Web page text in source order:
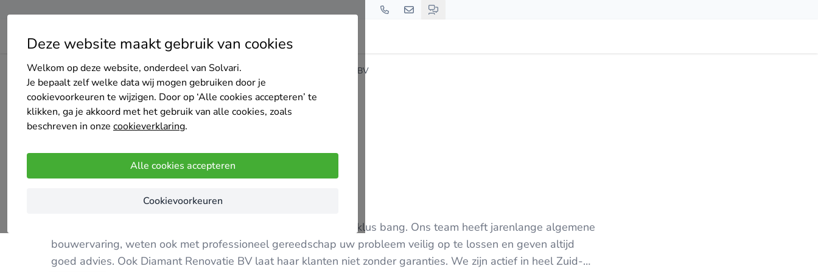
Deze website maakt gebruik van cookies
Welkom op deze website, onderdeel van Solvari.
Je bepaalt zelf welke data wij mogen gebruiken door je
cookievoorkeuren te wijzigen. Door op ‘Alle cookies accepteren’ te
klikken, ga je akkoord met het gebruik van alle cookies, zoals
beschreven in onze cookieverklaring.
Alle cookies accepteren
Cookievoorkeuren
Home Spouwmuurisolatie Zuid-Holland Rijswijk (ZH.) Diamant Renovatie BV
Diamant Renovatie BV
We zijn een bedrijf rijk aan ervaring, we zijn voor geen enkele klus bang. Ons team heeft jarenlange algemene
bouwervaring, weten ook met professioneel gereedschap uw probleem veilig op te lossen en geven altijd
goed advies. Ook Diamant Renovatie BV laat haar klanten niet zonder garanties. We zijn actief in heel Zuid-